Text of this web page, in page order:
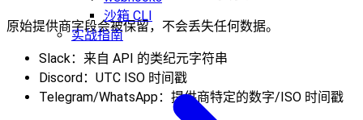
沙箱 CLI
实战指南
原始提供商字段会被保留，不会丢失任何数据。
Slack：来自 API 的类纪元字符串
Discord：UTC ISO 时间戳
Telegram/WhatsApp：提供商特定的数字/ISO 时间戳